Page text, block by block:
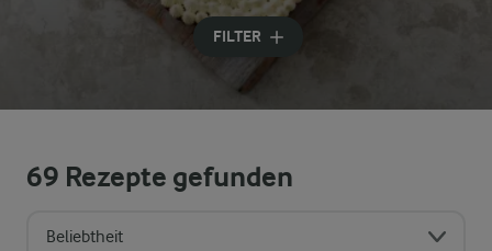
Geben Sie Suchbegriffe ein
FILTER
69 Rezepte gefunden
Beliebtheit